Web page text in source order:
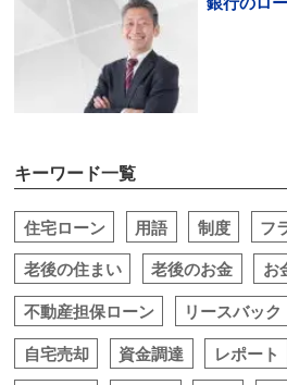
キーワード一覧
住宅ローン 用語 制度 フ
老後の住まい 老後のお金 お
不動産担保ローン リースバック
自宅売却 資金調達 レポート